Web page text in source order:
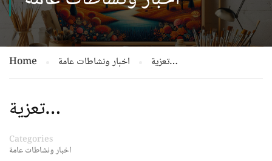
Home اخبار ونشاطات عامة تعزية…
تعزية…
Categories
اخبار ونشاطات عامة